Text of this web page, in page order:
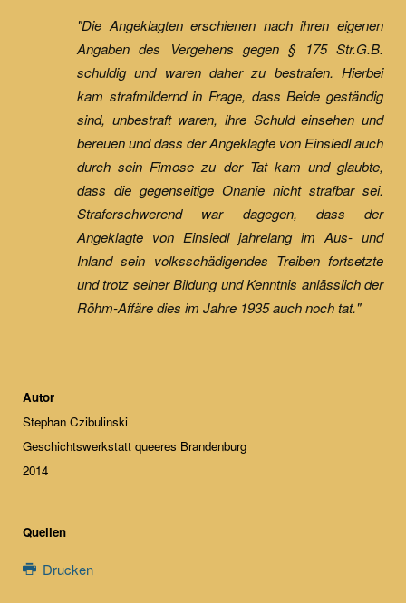
"Die Angeklagten erschienen nach ihren eigenen
Angaben des Vergehens gegen § 175 Str.G.B.
schuldig und waren daher zu bestrafen. Hierbei
kam strafmildernd in Frage, dass Beide geständig
sind, unbestraft waren, ihre Schuld einsehen und
bereuen und dass der Angeklagte von Einsiedl auch
durch sein Fimose zu der Tat kam und glaubte,
dass die gegenseitige Onanie nicht strafbar sei.
Straferschwerend war dagegen, dass der
Angeklagte von Einsiedl jahrelang im Aus- und
Inland sein volksschädigendes Treiben fortsetzte
und trotz seiner Bildung und Kenntnis anlässlich der
Röhm-Affäre dies im Jahre 1935 auch noch tat."
Autor
Stephan Czibulinski
Geschichtswerkstatt queeres Brandenburg
2014
Quellen
Drucken